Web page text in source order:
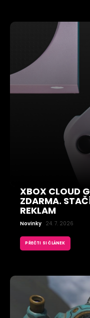
XBOX CLOUD
ZDARMA.
REKLAM
Novinky 24. 7. 2026
PŘEČTI SI ČLÁNEK